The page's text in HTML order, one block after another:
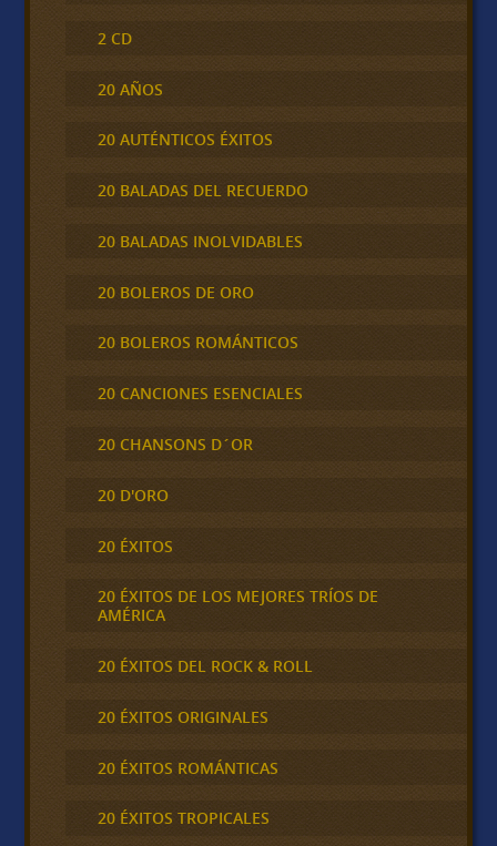
2 CD
20 AÑOS
20 AUTÉNTICOS ÉXITOS
20 BALADAS DEL RECUERDO
20 BALADAS INOLVIDABLES
20 BOLEROS DE ORO
20 BOLEROS ROMÁNTICOS
20 CANCIONES ESENCIALES
20 CHANSONS D´OR
20 D'ORO
20 ÉXITOS
20 ÉXITOS DE LOS MEJORES TRÍOS DE
AMÉRICA
20 ÉXITOS DEL ROCK & ROLL
20 ÉXITOS ORIGINALES
20 ÉXITOS ROMÁNTICAS
20 ÉXITOS TROPICALES